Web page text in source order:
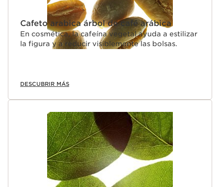
Cafeto arabica árbol de café arábica
En cosmética, la cafeína vegetal ayuda a estilizar
la figura y a reducir visiblemente las bolsas.
DESCUBRIR MÁS